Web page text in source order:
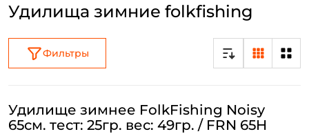
Удилища зимние folkfishing
Фильтры
Удилище зимнее FolkFishing Noisy
65см. тест: 25гр. вес: 49гр. / FRN 65H